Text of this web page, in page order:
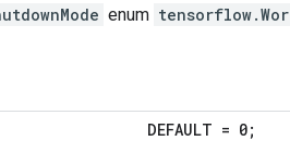
enum
DEFAULT = 0;